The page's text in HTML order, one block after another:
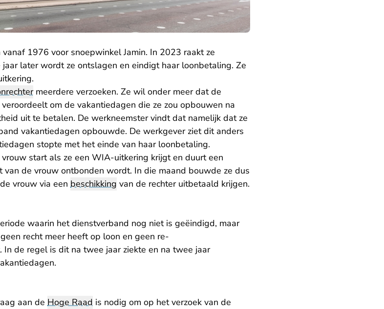
1976 voor snoepwinkel Jamin. In 2023 raakt ze
later wordt ze ontslagen en eindigt haar loonbetaling. Ze
meerdere verzoeken. Ze wil onder meer dat de
om de vakantiedagen die ze zou opbouwen na
uit te betalen. De werkneemster vindt dat namelijk dat ze
vakantiedagen opbouwde. De werkgever ziet dit anders
stopte met het einde van haar loonbetaling.
start als ze een WIA-uitkering krijgt en duurt een
van de vrouw ontbonden wordt. In die maand bouwde ze dus
vrouw via een beschikking van de rechter uitbetaald krijgen.
waarin het dienstverband nog niet is geëindigd, maar
recht meer heeft op loon en geen re-
de regel is dit na twee jaar ziekte en na twee jaar
aan de Hoge Raad is nodig om op het verzoek van de